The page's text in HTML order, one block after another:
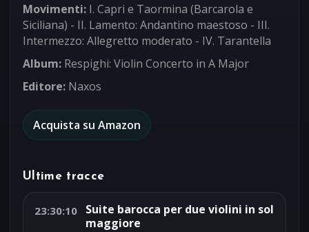
Movimenti: I. Capri e Taormina (Barcarola e
Siciliana) - II. Lamento: Andantino maestoso - III.
Intermezzo: Allegretto moderato - IV. Tarantella
Album: Respighi: Violin Concerto in A Major
Editore: Naxos
Acquista su Amazon
Ultime tracce
23:30:10
Suite barocca per due violini in sol
maggiore